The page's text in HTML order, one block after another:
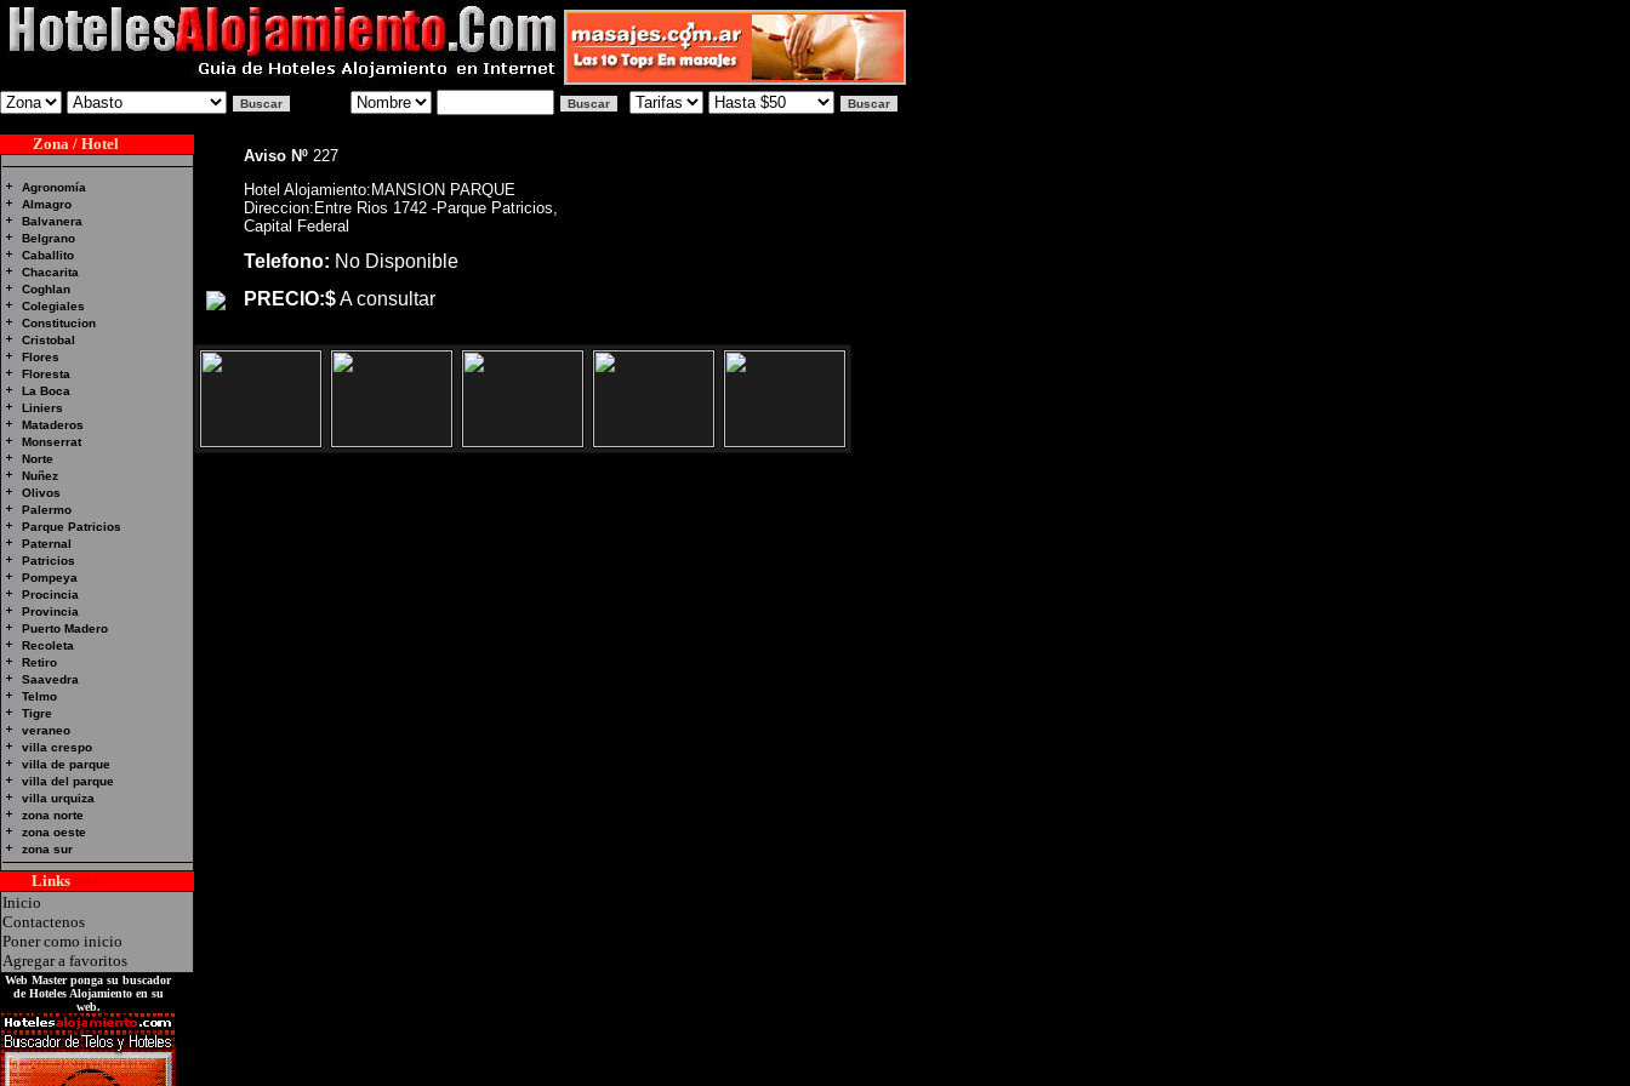
Zona / Hotel
Agronomía
Almagro
Balvanera
Belgrano
Caballito
Chacarita
Coghlan
Colegiales
Constitucion
Cristobal
Flores
Floresta
La Boca
Liniers
Mataderos
Monserrat
Norte
Nuñez
Olivos
Palermo
Parque Patricios
Paternal
Patricios
Pompeya
Procincia
Provincia
Puerto Madero
Recoleta
Retiro
Saavedra
Telmo
Tigre
veraneo
villa crespo
villa de parque
villa del parque
villa urquiza
zona norte
zona oeste
zona sur
Links
Inicio
Contactenos
Poner como inicio
Agregar a favoritos
Web Master ponga su buscador
de Hoteles Alojamiento en su
web.
Aviso Nº 227
Hotel Alojamiento:MANSION PARQUE
Direccion:Entre Rios 1742 -Parque Patricios,
Capital Federal
Telefono: No Disponible
PRECIO:$A consultar